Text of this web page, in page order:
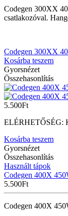
Codegen 300XX
csatlakozóval.
Codegen 300XX
Kosárba teszem
Gyorsnézet
Összehasonlítás
5.500Ft
ELÉRHETŐSÉG:
Kosárba teszem
Gyorsnézet
Összehasonlítás
Használt tápok
Codegen 400X
5.500Ft
Codegen 400X